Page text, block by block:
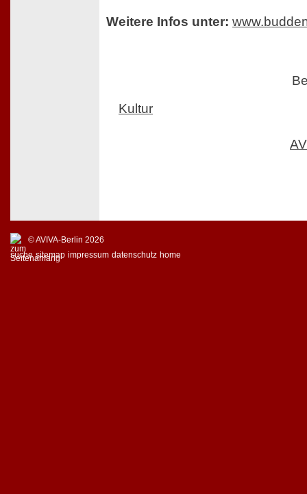
Weitere Infos unter:
Kultur
© AVIVA-Berlin 2026
suche sitemap impressum datenschutz home